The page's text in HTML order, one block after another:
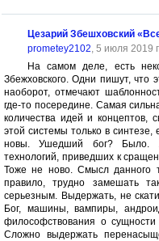
Цезарий Збешховский
prometey2102, 5 июля 2019
На самом деле, есть
Збежховского. Одни пишут, что
наоборот, отмечают
где-то посередине. Самая
количества идей и концептов,
этой системы только в
новы. Ушедший бог? Было.
технологий, приведших к
Тоже не ново. Смысл данного
правило, трудно замешать
серьезным. Выдержать, не
Бог, машины, вампиры,
философствования о сущности
Сложно выдержать